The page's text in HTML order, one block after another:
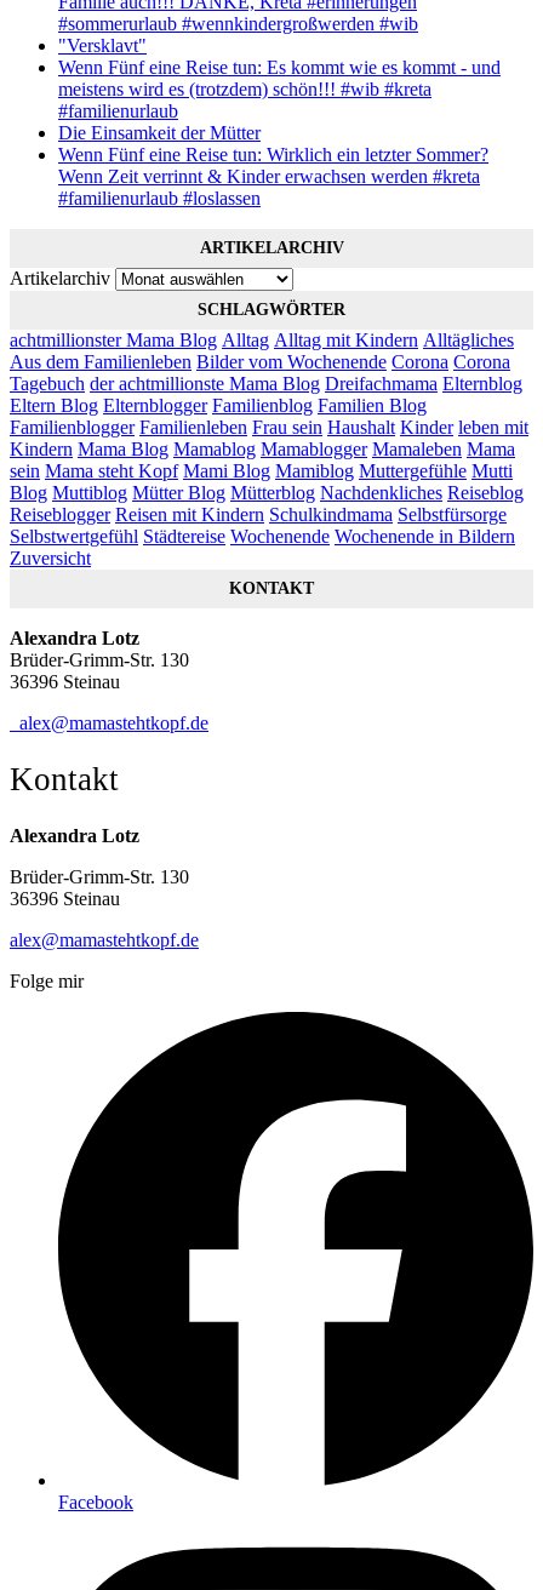
#sommerurlaub #wennkindergroßwerden #wib
"Versklavt"
Wenn Fünf eine Reise tun: Es kommt wie es kommt - und
meistens wird es (trotzdem) schön!!! #wib #kreta
#familienurlaub
Die Einsamkeit der Mütter
Wenn Fünf eine Reise tun: Wirklich ein letzter Sommer?
Wenn Zeit verrinnt & Kinder erwachsen werden #kreta
#familienurlaub #loslassen
ARTIKELARCHIV
Artikelarchiv
SCHLAGWÖRTER
achtmillionster Mama Blog Alltag Alltag mit Kindern Alltägliches
Aus dem Familienleben Bilder vom Wochenende Corona Corona
Tagebuch der achtmillionste Mama Blog Dreifachmama Elternblog
Eltern Blog Elternblogger Familienblog Familien Blog
Familienblogger Familienleben Frau sein Haushalt Kinder leben mit
Kindern Mama Blog Mamablog Mamablogger Mamaleben Mama
sein Mama steht Kopf Mami Blog Mamiblog Muttergefühle Mutti
Blog Muttiblog Mütter Blog Mütterblog Nachdenkliches Reiseblog
Reiseblogger Reisen mit Kindern Schulkindmama Selbstfürsorge
Selbstwertgefühl Städtereise Wochenende Wochenende in Bildern
Zuversicht
KONTAKT
Alexandra Lotz
Brüder-Grimm-Str. 130
36396 Steinau
alex@mamastehtkopf.de
Kontakt
Alexandra Lotz
Brüder-Grimm-Str. 130
36396 Steinau
alex@mamastehtkopf.de
Folge mir
Facebook